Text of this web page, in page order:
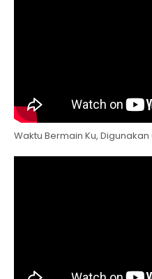
Waktu Bermain Ku,